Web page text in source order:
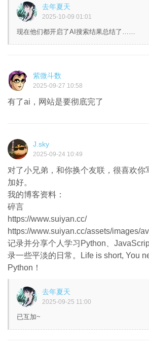
去年夏天
2025-10-09 01:01
现在他们都开启了AI搜索结果总结了……
紫微斗数
2025-09-27 10:58
有了ai，网站是要彻底完了
J.sky
2025-09-24 10:49
对了小兄弟，和你换个友联，很喜欢你
加好。
我的博客资料：
碎言
https://www.suiyan.cc/
https://www.suiyan.cc/assets/images/
记录并分享个人学习Python、
录一些平淡的日常。Life is short, You
Python！
去年夏天
2025-09-25 11:00
已互加~